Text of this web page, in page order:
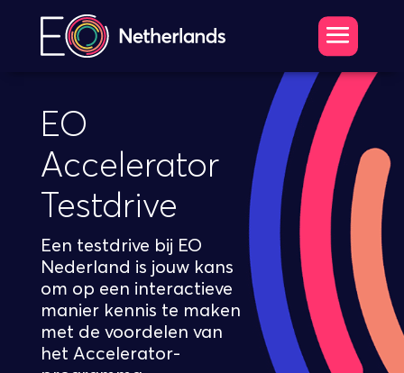
EO
Accelerator
Testdrive
Een testdrive bij EO
Nederland is jouw kans
om op een interactieve
manier kennis te maken
met de voordelen van
het Accelerator-